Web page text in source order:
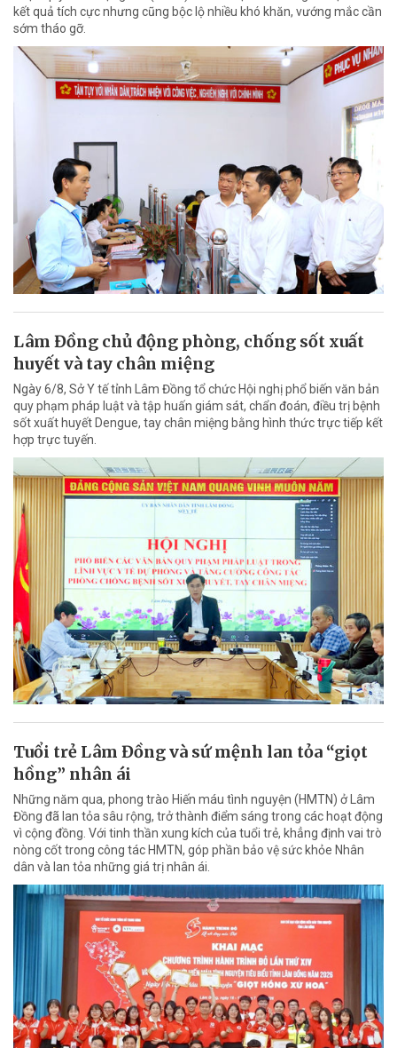
kết quả tích cực nhưng cũng bộc lộ nhiều khó khăn, vướng mắc cần
sớm tháo gỡ.
Lâm Đồng chủ động phòng, chống sốt xuất
huyết và tay chân miệng
Ngày 6/8, Sở Y tế tỉnh Lâm Đồng tổ chức Hội nghị phổ biến văn bản
quy phạm pháp luật và tập huấn giám sát, chẩn đoán, điều trị bệnh
sốt xuất huyết Dengue, tay chân miệng bằng hình thức trực tiếp kết
hợp trực tuyến.
Tuổi trẻ Lâm Đồng và sứ mệnh lan tỏa “giọt
hồng” nhân ái
Những năm qua, phong trào Hiến máu tình nguyện (HMTN) ở Lâm
Đồng đã lan tỏa sâu rộng, trở thành điểm sáng trong các hoạt động
vì cộng đồng. Với tinh thần xung kích của tuổi trẻ, khẳng định vai trò
nòng cốt trong công tác HMTN, góp phần bảo vệ sức khỏe Nhân
dân và lan tỏa những giá trị nhân ái.